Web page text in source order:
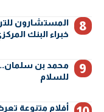
المستشارون
خبراء البنك
محمد بن
للسلام
أفلام متنوعة